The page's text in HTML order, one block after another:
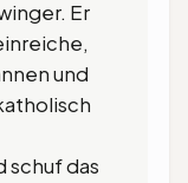
Er
und
schuf das